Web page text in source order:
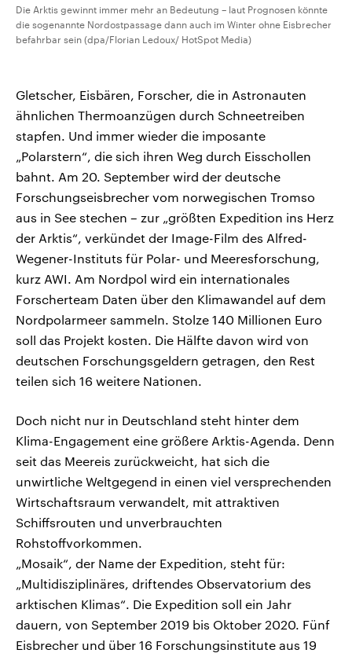
Die Arktis gewinnt immer mehr an Bedeutung – laut Prognosen könnte
die sogenannte Nordostpassage dann auch im Winter ohne Eisbrecher
befahrbar sein (dpa/Florian Ledoux/ HotSpot Media)
Gletscher, Eisbären, Forscher, die in Astronauten
ähnlichen Thermoanzügen durch Schneetreiben
stapfen. Und immer wieder die imposante
„Polarstern“, die sich ihren Weg durch Eisschollen
bahnt. Am 20. September wird der deutsche
Forschungseisbrecher vom norwegischen Tromso
aus in See stechen – zur „größten Expedition ins Herz
der Arktis“, verkündet der Image-Film des Alfred-
Wegener-Instituts für Polar- und Meeresforschung,
kurz AWI. Am Nordpol wird ein internationales
Forscherteam Daten über den Klimawandel auf dem
Nordpolarmeer sammeln. Stolze 140 Millionen Euro
soll das Projekt kosten. Die Hälfte davon wird von
deutschen Forschungsgeldern getragen, den Rest
teilen sich 16 weitere Nationen.
Doch nicht nur in Deutschland steht hinter dem
Klima-Engagement eine größere Arktis-Agenda. Denn
seit das Meereis zurückweicht, hat sich die
unwirtliche Weltgegend in einen viel versprechenden
Wirtschaftsraum verwandelt, mit attraktiven
Schiffsrouten und unverbrauchten
Rohstoffvorkommen.
„Mosaik“, der Name der Expedition, steht für:
„Multidisziplinäres, driftendes Observatorium des
arktischen Klimas“. Die Expedition soll ein Jahr
dauern, von September 2019 bis Oktober 2020. Fünf
Eisbrecher und über 16 Forschungsinstitute aus 19